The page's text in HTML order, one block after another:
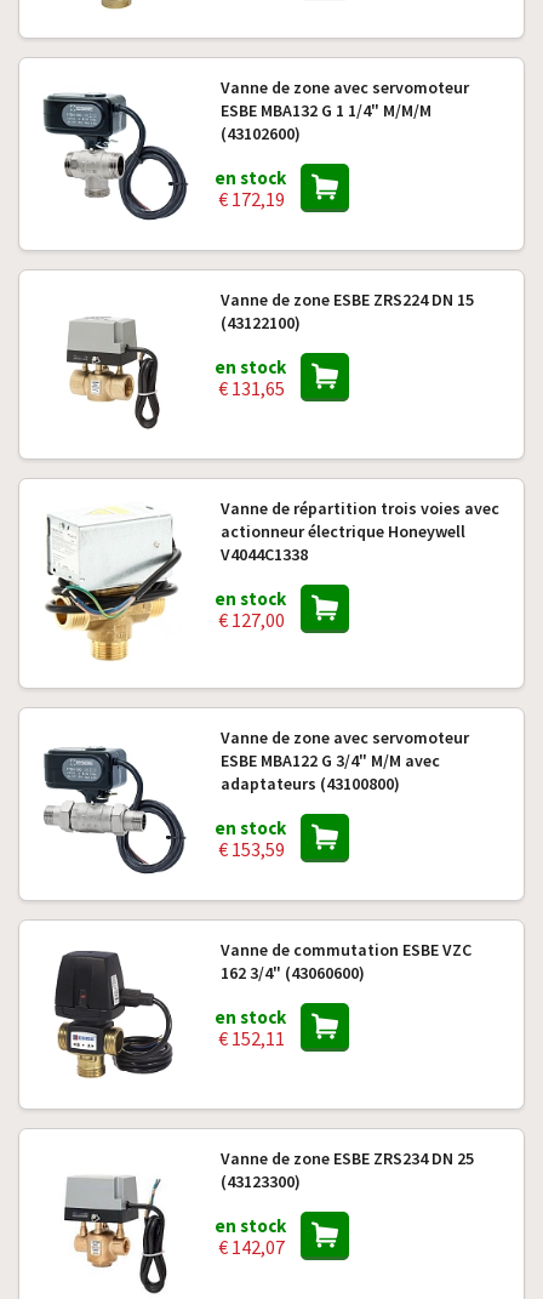
Vanne de zone avec servomoteur
ESBE MBA132 G 1 1/4" M/M/M
(43102600)
en stock
€ 172,19
Vanne de zone ESBE ZRS224 DN 15
(43122100)
en stock
€ 131,65
Vanne de répartition trois voies avec
actionneur électrique Honeywell
V4044C1338
en stock
€ 127,00
Vanne de zone avec servomoteur
ESBE MBA122 G 3/4" M/M avec
adaptateurs (43100800)
en stock
€ 153,59
Vanne de commutation ESBE VZC
162 3/4" (43060600)
en stock
€ 152,11
Vanne de zone ESBE ZRS234 DN 25
(43123300)
en stock
€ 142,07